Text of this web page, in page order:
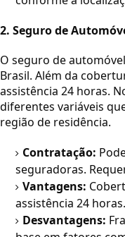
2. Seguro de
O seguro de
Brasil. Além da
assistência 24 horas.
diferentes variáveis
região de residência.
Contratação:
seguradoras.
Vantagens:
assistência 24 horas.
Desvantagens: